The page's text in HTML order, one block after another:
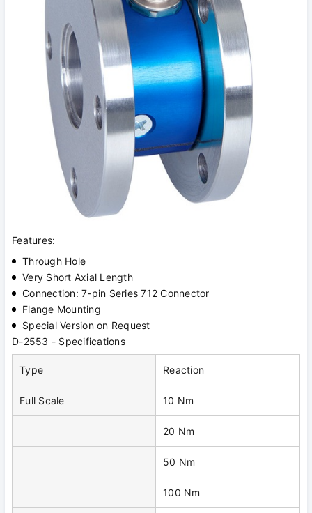
Features:
Through Hole
Very Short Axial Length
Connection: 7-pin Series 712 Connector
Flange Mounting
Special Version on Request
D-2553 - Specifications
Type Reaction
Full Scale 10 Nm
20 Nm
50 Nm
100 Nm